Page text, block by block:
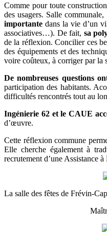
Comme pour toute
des usagers. Salle
importante dans la vie d’un
associatives…). De fait, sa
de la réflexion. Concilier ces
des équipements et des
voire coûteux, à corriger par la
De nombreuses questions
participation des habitants.
difficultés rencontrés tout au
Ingénierie 62 et le CAUE
d’œuvre.
Cette réflexion commune
Elle cherche également à
recrutement d’une Assistance
La salle des fêtes de Frévin-